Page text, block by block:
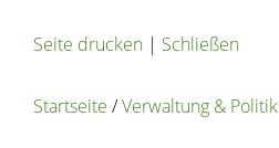
Seite drucken | Schließen
Startseite /Verwaltung & Politik